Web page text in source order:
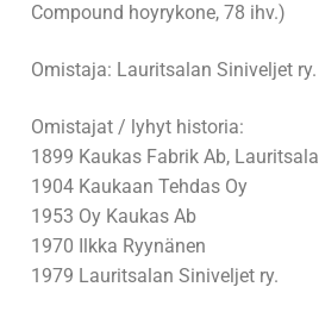
Historia
Hallitus
Tiedotteet
Kalenteri
Jäsenille
Yhdistyksen säännöt
Telakointi
Laituripaikat
Talvisäilytys
Telakan toimintaohjeet
Kartta
Laivat telakalla
Höyrylaivat
S/S Ansio
S/S Hurma
S/S Satu
M/S Anja
M/S Eka
M/S Esteri
M/S Huvi
Jäsenten muut alukset
Höyrylaivat
S/S Ahkera
S/S Kaima
S/S Tommi
M/S Emma
M/S Hobitti
M/S Jytky
Galleria
Yhteystiedot
Yhteystiedot
Rekisteriseloste
Compound hoyrykone, 78 ihv.)
Omistaja: Lauritsalan Siniveljet ry.
Omistajat / lyhyt historia:
1899 Kaukas Fabrik Ab,
1904 Kaukaan Tehdas Oy
1953 Oy Kaukas Ab
1970 Ilkka Ryynänen
1979 Lauritsalan Siniveljet ry.